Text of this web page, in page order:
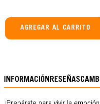
AGREGAR AL CARRITO
INFORMACIÓNRESEÑAS